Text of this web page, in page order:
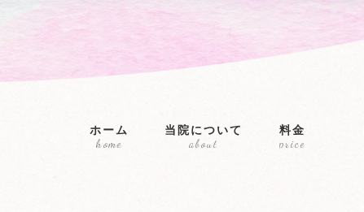
ツ
シ
ホーム
home
当院について
about
料金
price